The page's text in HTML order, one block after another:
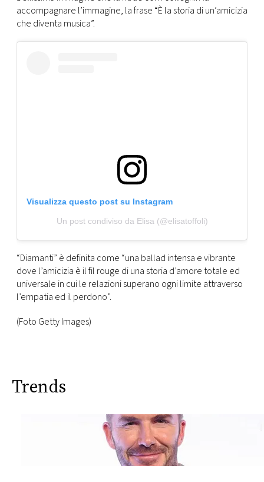
accompagnare l’immagine, la frase “È la storia di un’amicizia
che diventa musica”.
Visualizza questo post su Instagram
Un post condiviso da Elisa (@elisatoffoli)
“Diamanti” è definita come “una ballad intensa e vibrante
dove l’amicizia è il fil rouge di una storia d’amore totale ed
universale in cui le relazioni superano ogni limite attraverso
l’empatia ed il perdono”.
(Foto Getty Images)
Trends